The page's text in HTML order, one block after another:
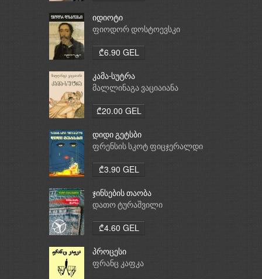
იდიოტი
ფიოდორ დოსტოევსკი
₾6.90 GEL
კამა-სუტრა
მალლინაგა ვაციაიანა
₾20.00 GEL
დიდი გეტსბი
ფრენსის სკოტ ფიცჯერალდი
₾3.90 GEL
ჯინსების თაობა
დათო ტურაშვილი
₾4.60 GEL
პროცესი
ფრანც კაფკა